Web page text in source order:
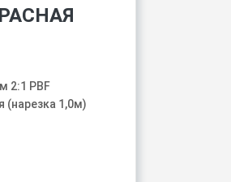
2:1 PBF
(нарезка 1,0м)